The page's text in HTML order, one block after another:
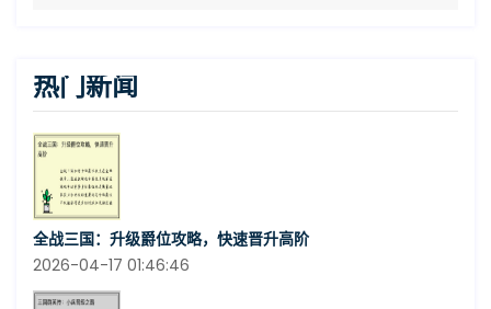
热门新闻
全战三国：升级爵位攻略，快速晋升高阶
2026-04-17 01:46:46